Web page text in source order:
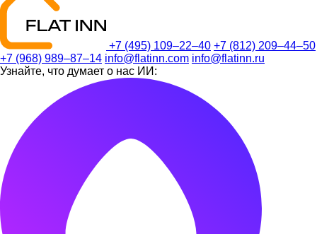
+7 (495) 109–22–40 +7 (812) 209–44–50
+7 (968) 989–87–14 info@flatinn.com info@flatinn.ru
Узнайте, что думает о нас ИИ: